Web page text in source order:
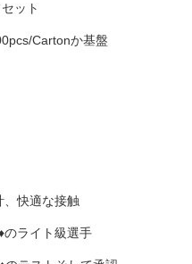
ット
Cartonか基盤
、快適な接触
のライト級選手